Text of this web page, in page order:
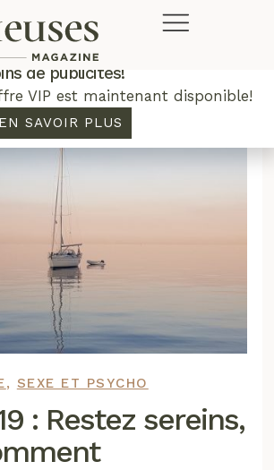
, SEXE ET PSYCHO
: Restez sereins,
de concours. Plus de rabais.
de publicités!
VIP est maintenant disponible!
EN SAVOIR PLUS